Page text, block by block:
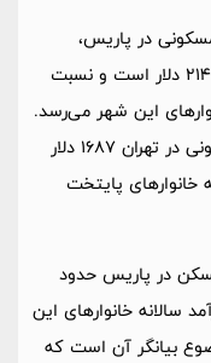
در پاریس،
پایتخت کشور فرانسه حدود رقم 14 هزار و 214 دلار است و نسبت
خانوارهای این شهر می‌رسد.
در مقابل، متوسط قیمت هر متر واحد مسکونی در تهران 1687 دلار
درآمد سالانه خانوارهای پایتخت
در پاریس حدود
سالانه خانوارهای این
بیانگر آن است که